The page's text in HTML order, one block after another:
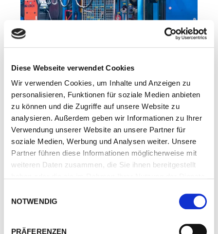
Diese Webseite verwendet Cookies
Wir verwenden Cookies, um Inhalte und Anzeigen zu
personalisieren, Funktionen für soziale Medien anbieten
zu können und die Zugriffe auf unsere Website zu
analysieren. Außerdem geben wir Informationen zu Ihrer
Verwendung unserer Website an unsere Partner für
soziale Medien, Werbung und Analysen weiter. Unsere
Partner führen diese Informationen möglicherweise mit
weiteren Daten zusammen, die Sie ihnen bereitgestellt
NOTWENDIG
PRÄFERENZEN